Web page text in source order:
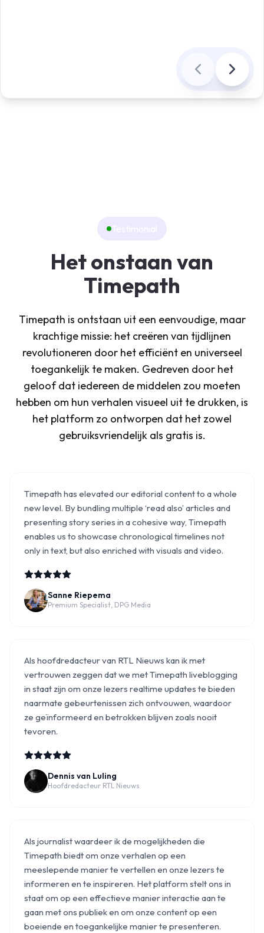
Het onstaan van
Timepath
Timepath is ontstaan uit een eenvoudige, maar
krachtige missie: het creëren van tijdlijnen
revolutioneren door het efficiënt en universeel
toegankelijk te maken. Gedreven door het
geloof dat iedereen de middelen zou moeten
hebben om hun verhalen visueel uit te drukken, is
het platform zo ontworpen dat het zowel
gebruiksvriendelijk als gratis is.
Timepath has elevated our editorial content to a whole
new level. By bundling multiple ‘read also’ articles and
presenting story series in a cohesive way, Timepath
enables us to showcase chronological timelines not
only in text, but also enriched with visuals and video.
Sanne Riepema
Premium Specialist, DPG Media
Als hoofdredacteur van RTL Nieuws kan ik met
vertrouwen zeggen dat we met Timepath liveblogging
in staat zijn om onze lezers realtime updates te bieden
naarmate gebeurtenissen zich ontvouwen, waardoor
ze geïnformeerd en betrokken blijven zoals nooit
tevoren.
Dennis van Luling
Hoofdredacteur RTL Nieuws
Als journalist waardeer ik de mogelijkheden die
Timepath biedt om onze verhalen op een
meeslepende manier te vertellen en onze lezers te
informeren en te inspireren. Het platform stelt ons in
staat om op een effectieve manier interactie aan te
gaan met ons publiek en om onze content op een
boeiende en toegankelijke manier te presenteren.